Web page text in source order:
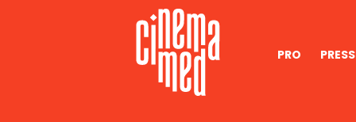
PRO